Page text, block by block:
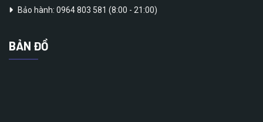
Bảo hành: 0964 803 581 (8:00 - 21:00)
BẢN ĐỒ